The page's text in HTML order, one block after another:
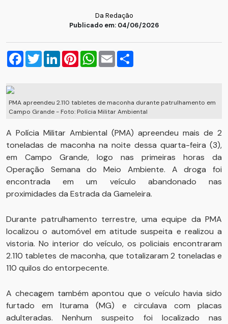
Da Redação
Publicado em: 04/06/2026
Facebook
TwitterLinkedInPinterestWhatsApp
Email
PMA apreendeu 2.110 tabletes de maconha durante patrulhamento em
Campo Grande - Foto: Polícia Militar Ambiental
A Polícia Militar Ambiental (PMA) apreendeu mais de 2
toneladas de maconha na noite dessa quarta-feira (3),
em Campo Grande, logo nas primeiras horas da
Operação Semana do Meio Ambiente. A droga foi
encontrada em um veículo abandonado nas
proximidades da Estrada da Gameleira.
Durante patrulhamento terrestre, uma equipe da PMA
localizou o automóvel em atitude suspeita e realizou a
vistoria. No interior do veículo, os policiais encontraram
2.110 tabletes de maconha, que totalizaram 2 toneladas e
110 quilos do entorpecente.
A checagem também apontou que o veículo havia sido
furtado em Iturama (MG) e circulava com placas
adulteradas. Nenhum suspeito foi localizado nas